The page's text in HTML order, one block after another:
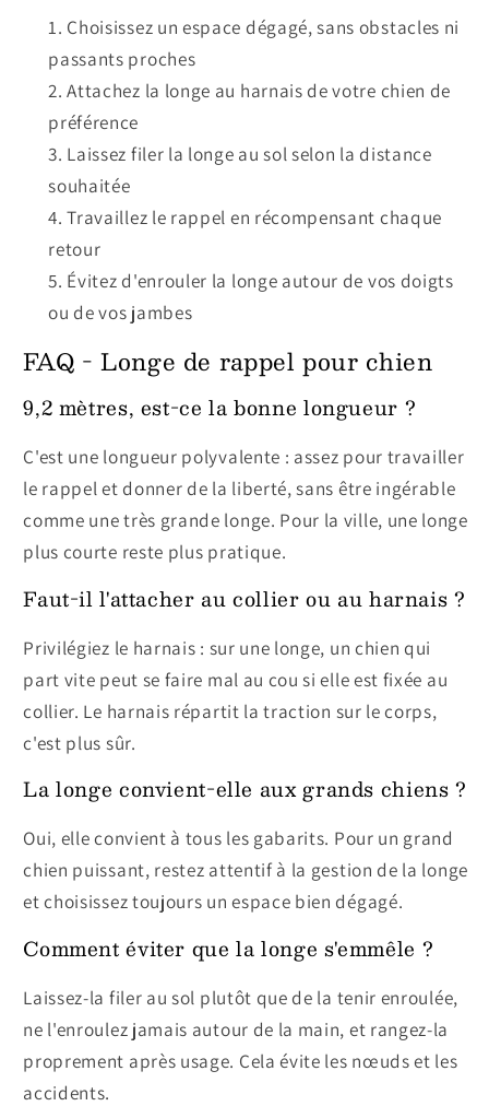
Choisissez un espace dégagé, sans obstacles ni
passants proches
Attachez la longe au harnais de votre chien de
préférence
Laissez filer la longe au sol selon la distance
souhaitée
Travaillez le rappel en récompensant chaque
retour
Évitez d'enrouler la longe autour de vos doigts
ou de vos jambes
FAQ - Longe de rappel pour chien
9,2 mètres, est-ce la bonne longueur ?
C'est une longueur polyvalente : assez pour travailler
le rappel et donner de la liberté, sans être ingérable
comme une très grande longe. Pour la ville, une longe
plus courte reste plus pratique.
Faut-il l'attacher au collier ou au harnais ?
Privilégiez le harnais : sur une longe, un chien qui
part vite peut se faire mal au cou si elle est fixée au
collier. Le harnais répartit la traction sur le corps,
c'est plus sûr.
La longe convient-elle aux grands chiens ?
Oui, elle convient à tous les gabarits. Pour un grand
chien puissant, restez attentif à la gestion de la longe
et choisissez toujours un espace bien dégagé.
Comment éviter que la longe s'emmêle ?
Laissez-la filer au sol plutôt que de la tenir enroulée,
ne l'enroulez jamais autour de la main, et rangez-la
proprement après usage. Cela évite les nœuds et les
accidents.